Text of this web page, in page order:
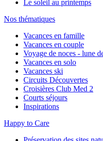
Le soleil au printemps
Nos thématiques
Vacances en famille
Vacances en couple
Voyage de noces - lune
Vacances en solo
Vacances ski
Circuits Découvertes
Croisières Club Med 2
Courts séjours
Inspirations
Happy to Care